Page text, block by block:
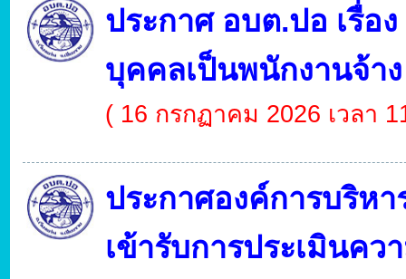
ประกาศ อบต.ปอ เรื่อ
บุคคลเป็นพนักงานจ้า
( 16 กรกฏาคม 2026 เวลา
ประกาศองค์การบริห
เข้ารับการประเมินคว